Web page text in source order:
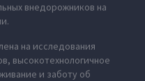
внедорожников на
на исследования
высокотехнологичное
и заботу об